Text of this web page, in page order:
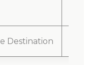
Destination